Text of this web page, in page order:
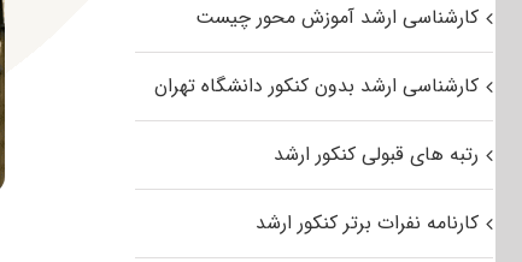
کارشناسی ارشد آموزش محور چیست
کارشناسی ارشد بدون کنکور دانشگاه تهران
رتبه های قبولی کنکور ارشد
کارنامه نفرات برتر کنکور ارشد